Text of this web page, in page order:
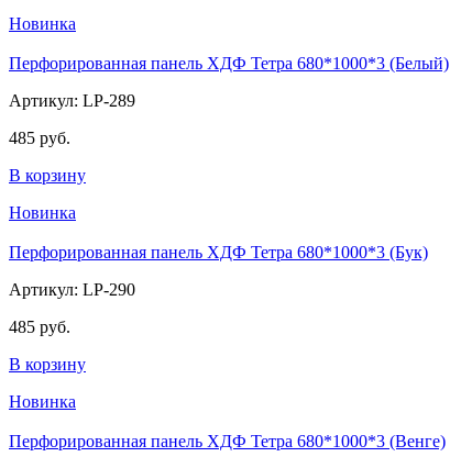
Новинка
Перфорированная панель ХДФ Тетра 680*1000*3 (Белый)
Артикул: LP-289
485 руб.
В корзину
Новинка
Перфорированная панель ХДФ Тетра 680*1000*3 (Бук)
Артикул: LP-290
485 руб.
В корзину
Новинка
Перфорированная панель ХДФ Тетра 680*1000*3 (Венге)